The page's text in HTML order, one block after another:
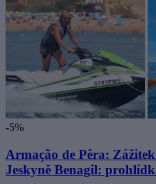
-5%
Armação de Pêra:
Jeskyně Benagil: